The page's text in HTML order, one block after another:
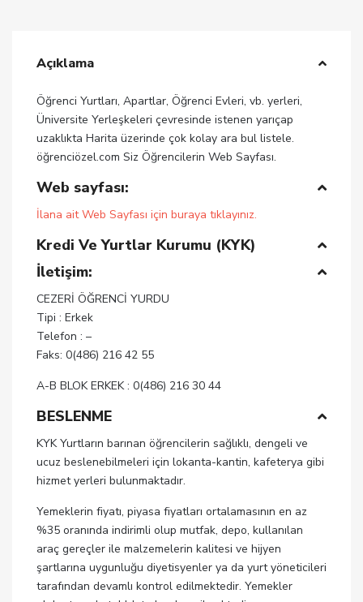
Açıklama
Öğrenci Yurtları, Apartlar, Öğrenci Evleri, vb. yerleri,
Üniversite Yerleşkeleri çevresinde istenen yarıçap
uzaklıkta Harita üzerinde çok kolay ara bul listele.
öğrenciözel.com Siz Öğrencilerin Web Sayfası.
Web sayfası:
İlana ait Web Sayfası için buraya tıklayınız.
Kredi Ve Yurtlar Kurumu (KYK)
İletişim:
CEZERİ ÖĞRENCİ YURDU
Tipi : Erkek
Telefon : –
Faks: 0(486) 216 42 55
A-B BLOK ERKEK : 0(486) 216 30 44
BESLENME
KYK Yurtların barınan öğrencilerin sağlıklı, dengeli ve
ucuz beslenebilmeleri için lokanta-kantin, kafeterya gibi
hizmet yerleri bulunmaktadır.
Yemeklerin fiyatı, piyasa fiyatları ortalamasının en az
%35 oranında indirimli olup mutfak, depo, kullanılan
araç gereçler ile malzemelerin kalitesi ve hijyen
şartlarına uygunluğu diyetisyenler ya da yurt yöneticileri
tarafından devamlı kontrol edilmektedir. Yemekler